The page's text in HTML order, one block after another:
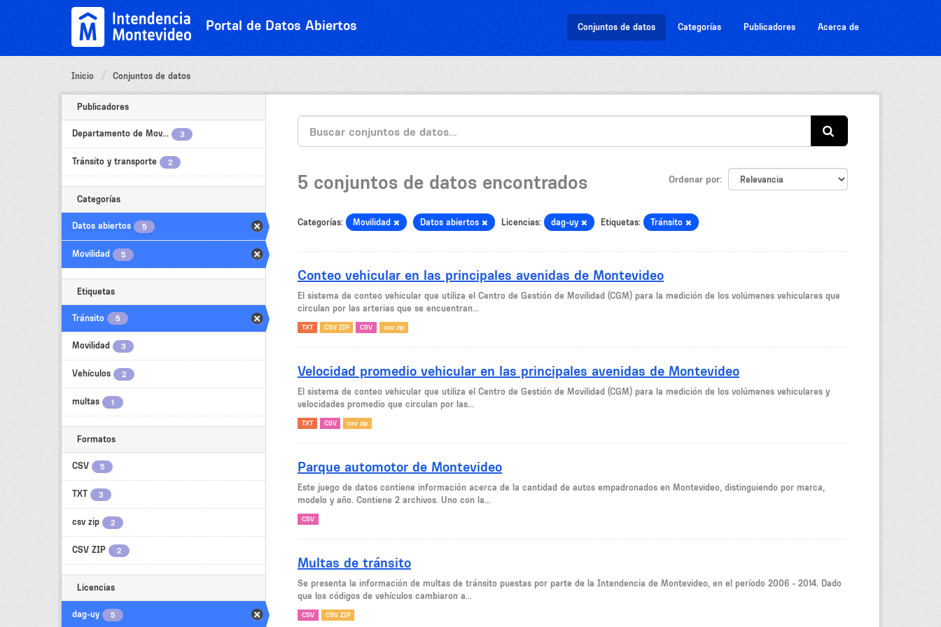
Portal de Datos Abiertos Conjuntos de datos Categorías Publicadores Acerca de
Inicio Conjuntos de datos
Publicadores
Departamento de Mov... 3
Tránsito y transporte 2
Categorías
Datos abiertos 5
Movilidad 5
Etiquetas
Tránsito 5
Movilidad 3
Vehículos 2
multas 1
Formatos
CSV 5
TXT 3
csv zip 2
CSV ZIP 2
Licencias
dag-uy 5
Ordenar por
5 conjuntos de datos encontrados
Categorías: Movilidad Datos abiertos Licencias: dag-uy Etiquetas: Tránsito
Conteo vehicular en las principales avenidas de Montevideo
El sistema de conteo vehicular que utiliza el Centro de Gestión de Movilidad (CGM) para la medición de los volúmenes vehiculares que
circulan por las arterias que se encuentran...
TXT CSV ZIP CSV csv zip
Velocidad promedio vehicular en las principales avenidas de Montevideo
El sistema de conteo vehicular que utiliza el Centro de Gestión de Movilidad (CGM) para la medición de los volúmenes vehiculares y
velocidades promedio que circulan por las...
TXT CSV csv zip
Parque automotor de Montevideo
Este juego de datos contiene información acerca de la cantidad de autos empadronados en Montevideo, distinguiendo por marca,
modelo y año. Contiene 2 archivos. Uno con la...
CSV
Multas de tránsito
Se presenta la información de multas de tránsito puestas por parte de la Intendencia de Montevideo, en el período 2006 - 2014. Dado
que los códigos de vehículos cambiaron a...
CSV CSV ZIP